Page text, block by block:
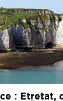
: Etretat,